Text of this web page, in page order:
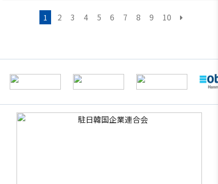
1 2 3 4 5 6 7 8 9 10